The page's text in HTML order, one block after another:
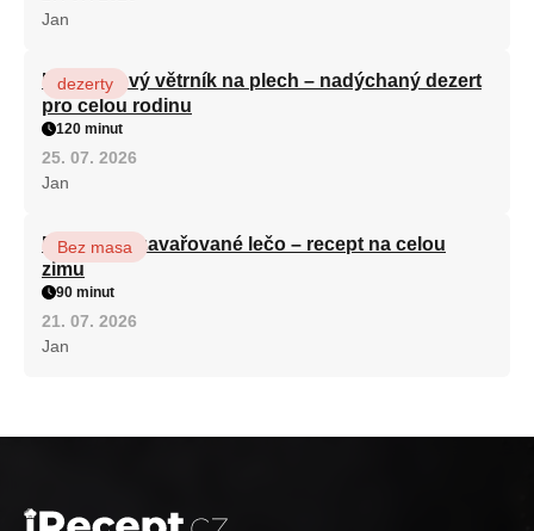
Jan
Karamelový větrník na plech – nadýchaný dezert
pro celou rodinu
dezerty
120 minut
25. 07. 2026
Jan
Babiččino zavařované lečo – recept na celou
zimu
Bez masa
90 minut
21. 07. 2026
Jan